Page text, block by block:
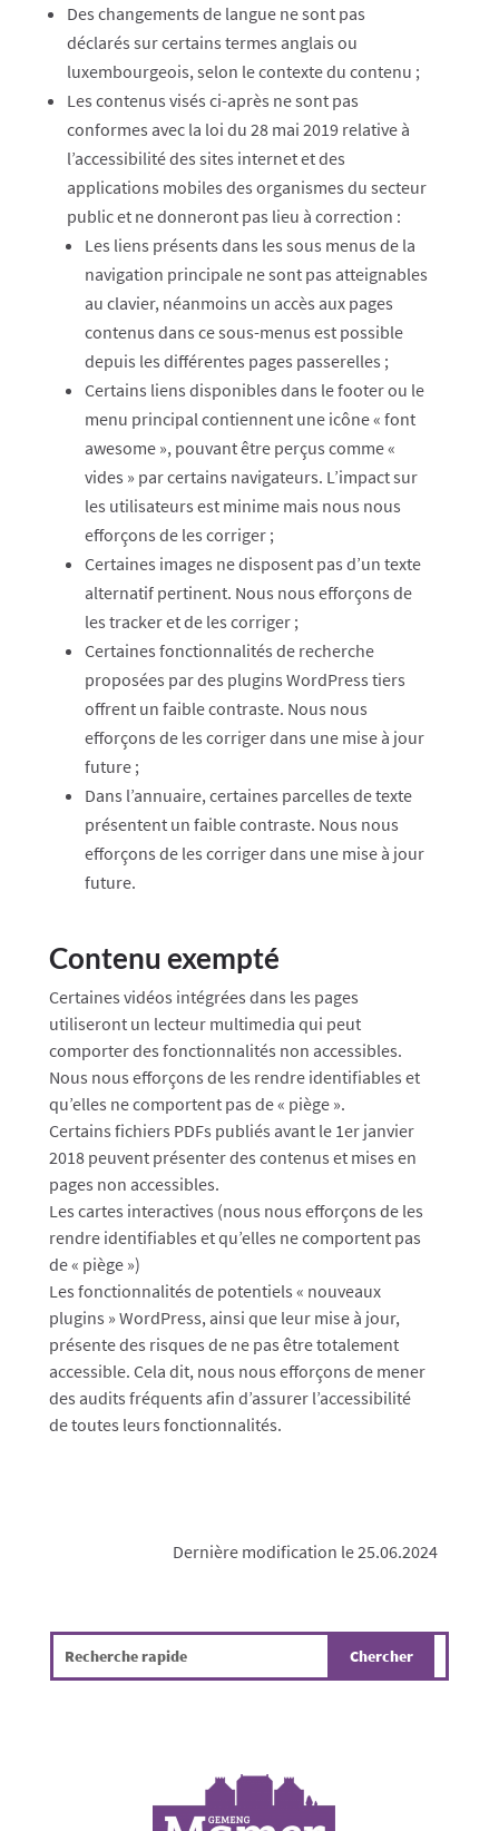
Des changements de langue ne sont pas
déclarés sur certains termes anglais ou
luxembourgeois, selon le contexte du contenu ;
Les contenus visés ci-après ne sont pas
conformes avec la loi du 28 mai 2019 relative à
l’accessibilité des sites internet et des
applications mobiles des organismes du secteur
public et ne donneront pas lieu à correction :
Les liens présents dans les sous menus de la
navigation principale ne sont pas atteignables
au clavier, néanmoins un accès aux pages
contenus dans ce sous-menus est possible
depuis les différentes pages passerelles ;
Certains liens disponibles dans le footer ou le
menu principal contiennent une icône « font
awesome », pouvant être perçus comme «
vides » par certains navigateurs. L’impact sur
les utilisateurs est minime mais nous nous
efforçons de les corriger ;
Certaines images ne disposent pas d’un texte
alternatif pertinent. Nous nous efforçons de
les tracker et de les corriger ;
Certaines fonctionnalités de recherche
proposées par des plugins WordPress tiers
offrent un faible contraste. Nous nous
efforçons de les corriger dans une mise à jour
future ;
Dans l’annuaire, certaines parcelles de texte
présentent un faible contraste. Nous nous
efforçons de les corriger dans une mise à jour
future.
Contenu exempté
Certaines vidéos intégrées dans les pages
utiliseront un lecteur multimedia qui peut
comporter des fonctionnalités non accessibles.
Nous nous efforçons de les rendre identifiables et
qu’elles ne comportent pas de « piège ».
Certains fichiers PDFs publiés avant le 1er janvier
2018 peuvent présenter des contenus et mises en
pages non accessibles.
Les cartes interactives (nous nous efforçons de les
rendre identifiables et qu’elles ne comportent pas
de « piège »)
Les fonctionnalités de potentiels « nouveaux
plugins » WordPress, ainsi que leur mise à jour,
présente des risques de ne pas être totalement
accessible. Cela dit, nous nous efforçons de mener
des audits fréquents afin d’assurer l’accessibilité
de toutes leurs fonctionnalités.
Dernière modification le 25.06.2024